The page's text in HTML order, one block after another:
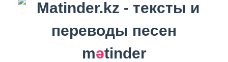
mәtinder